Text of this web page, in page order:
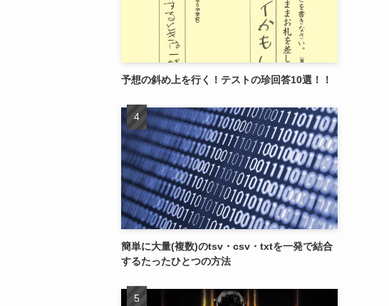
予想の斜め上を行く！テストの珍回答10選！！
簡単に大量(複数)のtsv・csv・txtを一発で結合
するたったひとつの方法